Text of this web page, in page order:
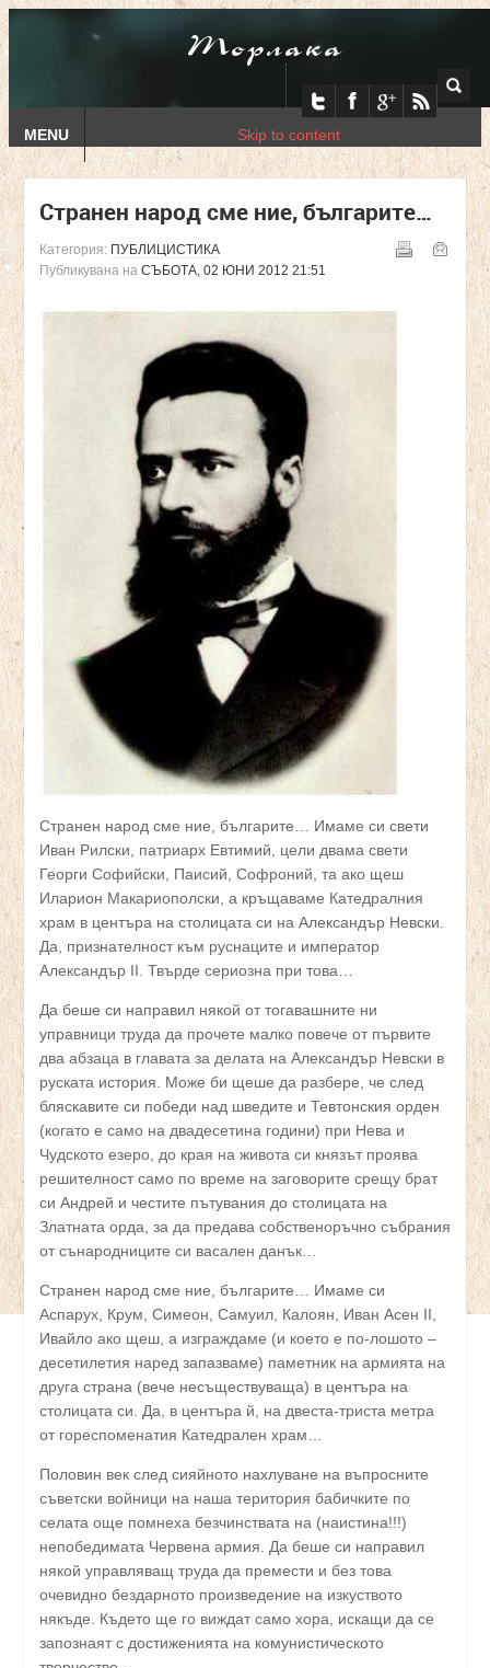
Торлака
MENU Skip to content
Странен народ сме ние, българите…
Категория: ПУБЛИЦИСТИКА
Публикувана на СЪБОТА, 02 ЮНИ 2012 21:51
Странен народ сме ние, българите… Имаме си свети
Иван Рилски, патриарх Евтимий, цели двама свети
Георги Софийски, Паисий, Софроний, та ако щеш
Иларион Макариополски, а кръщаваме Катедралния
храм в центъра на столицата си на Александър Невски.
Да, признателност към руснаците и император
Александър II. Твърде сериозна при това…
Да беше си направил някой от тогавашните ни
управници труда да прочете малко повече от първите
два абзаца в главата за делата на Александър Невски в
руската история. Може би щеше да разбере, че след
бляскавите си победи над шведите и Тевтонския орден
(когато е само на двадесетина години) при Нева и
Чудското езеро, до края на живота си князът проява
решителност само по време на заговорите срещу брат
си Андрей и честите пътувания до столицата на
Златната орда, за да предава собственоръчно събрания
от сънародниците си васален данък…
Странен народ сме ние, българите… Имаме си
Аспарух, Крум, Симеон, Самуил, Калоян, Иван Асен II,
Ивайло ако щеш, а изграждаме (и което е по-лошото –
десетилетия наред запазваме) паметник на армията на
друга страна (вече несъществуваща) в центъра на
столицата си. Да, в центъра й, на двеста-триста метра
от гореспоменатия Катедрален храм…
Половин век след сияйното нахлуване на въпросните
съветски войници на наша територия бабичките по
селата още помнеха безчинствата на (наистина!!!)
непобедимата Червена армия. Да беше си направил
някой управляващ труда да премести и без това
очевидно бездарното произведение на изкуството
някъде. Където ще го виждат само хора, искащи да се
запознаят с достиженията на комунистическото